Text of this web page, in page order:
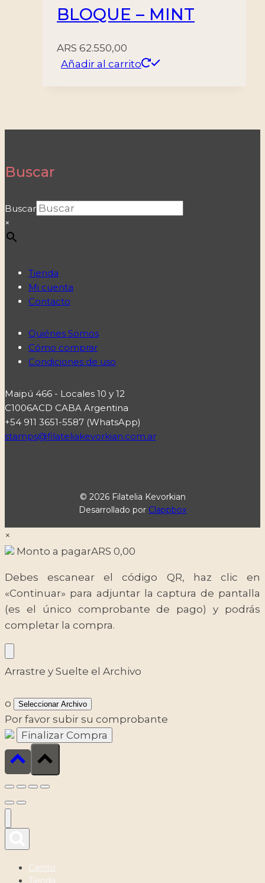
BLOQUE – MINT
ARS 62.550,00
Añadir al carrito
Buscar
Buscar
×
Tienda
Mi cuenta
Contacto
Quiénes Somos
Cómo comprar
Condiciones de uso
Maipú 466 - Locales 10 y 12
C1006ACD CABA Argentina
+54 911 3651-5587 (WhatsApp)
stamps@filateliakevorkian.com.ar
© 2026 Filatelia Kevorkian
Desarrollado por Clappbox
×
Monto a pagarARS 0,00
Debes escanear el código QR, haz clic en
«Continuar» para adjuntar la captura de pantalla
(es el único comprobante de pago) y podrás
completar la compra.
Arrastre y Suelte el Archivo
o Seleccionar Archivo
Por favor subir su comprobante
Carrito
Tienda